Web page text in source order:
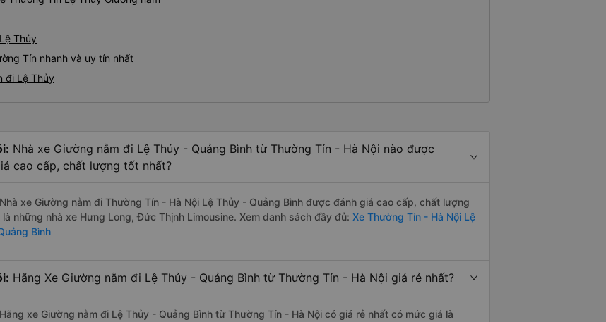
Thủy
Tín nhanh và uy tín nhất
đi Lệ Thủy
Nhà xe Giường nằm đi Lệ Thủy - Quảng Bình từ Thường Tín - Hà Nội nào được
cao cấp, chất lượng tốt nhất?
Nhà xe Giường nằm đi Thường Tín - Hà Nội Lệ Thủy - Quảng Bình được đánh giá cao cấp, chất lượng
những nhà xe Hưng Long, Đức Thịnh Limousine. Xem danh sách đầy đủ: Xe Thường Tín - Hà Nội Lệ
Bình
Hãng Xe Giường nằm đi Lệ Thủy - Quảng Bình từ Thường Tín - Hà Nội giá rẻ nhất?
Hãng xe Giường nằm đi Lệ Thủy - Quảng Bình từ Thường Tín - Hà Nội có giá rẻ nhất có mức giá là